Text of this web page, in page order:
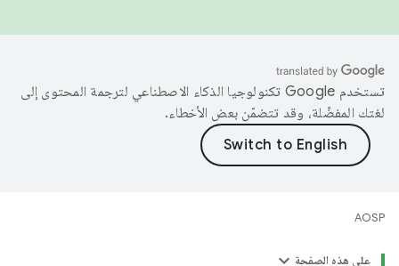
تستخدم Google تكنولوجيا الذكاء الاصطناعي لترجمة المحتوى إلى
لغتك المفضّلة، وقد تتضمّن بعض الأخطاء.
AOSP
على هذه الصفحة